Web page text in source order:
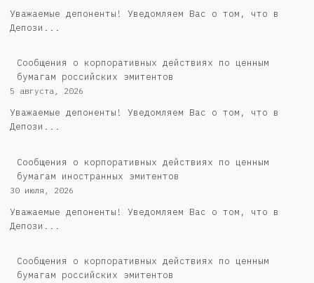
Уважаемые депоненты! Уведомляем Вас о том, что в
Депози...
Cообщения о корпоративных действиях по ценным
бумагам российских эмитентов
5 августа, 2026
Уважаемые депоненты! Уведомляем Вас о том, что в
Депози...
Сообщения о корпоративных действиях по ценным
бумагам иностранных эмитентов
30 июля, 2026
Уважаемые депоненты! Уведомляем Вас о том, что в
Депози...
Cообщения о корпоративных действиях по ценным
бумагам российских эмитентов